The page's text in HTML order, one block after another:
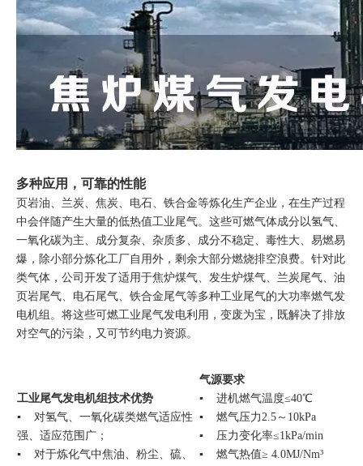
多种应用，可靠的性能
页岩油、兰炭、焦炭、电石、铁合金等炼化生产企业，在生产过程
中会伴随产生大量的低热值工业尾气。这些可燃气体成分以氢气、
一氧化碳为主、成分复杂、杂质多、成分不稳定、毒性大、易燃易
爆，除小部分炼化工厂自用外，剩余大部分燃烧排空浪费。针对此
类气体，公司开发了适用于焦炉煤气、发生炉煤气、兰炭尾气、油
页岩尾气、电石尾气、铁合金尾气等多种工业尾气的大功率燃气发
电机组。将这些可燃工业尾气发电利用，变废为宝，既解决了排放
对空气的污染，又可节约电力资源。
工业尾气发电机组技术优势
▪ 对氢气、一氧化碳类燃气适应性
强、适应范围广；
▪ 对于炼化气中焦油、粉尘、硫、
气源要求
▪ 进机燃气温度≤40℃
▪ 燃气压力2.5～10kPa
▪ 压力变化率≤1kPa/min
▪ 燃气热值≥ 4.0MJ/Nm³